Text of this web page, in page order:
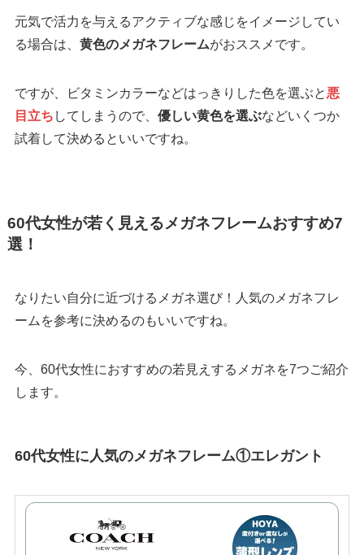
元気で活力を与えるアクティブな感じをイメージしてい
る場合は、 黄色のメガネフレームがおススメです。
ですが、ビタミンカラーなどはっきりした色を選ぶと悪
目立ち してしまうので、 優しい黄色を選ぶなどいくつか
試着して決めるといいですね。
60代女性が若く見えるメガネフレームおすすめ7
選！
なりたい自分に近づけるメガネ選び！人気のメガネフレ
ームを参考に決めるのもいいですね。
今、60代女性におすすめの若見えするメガネを7つご紹介
します。
60代女性に人気のメガネフレーム①エレガント